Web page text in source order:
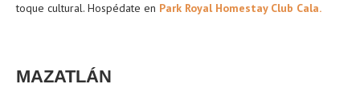
toque cultural. Hospédate en Park Royal Homestay Club Cala.
MAZATLÁN